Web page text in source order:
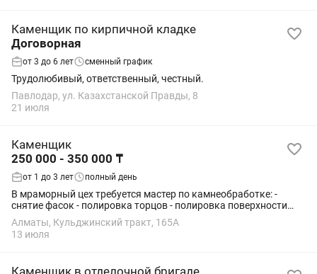
Каменщик по кирпичной кладке
Договорная
от 3 до 6 лет сменный график
Трудолюбивый, ответственный, честный.
Павлодар, ул. Казахстанской Правды, 8
21 июля
Каменщик
250 000 - 350 000 ₸
от 1 до 3 лет полный день
В мраморный цех требуется мастер по камнеобработке: -
снятие фасок - полировка торцов - полировка поверхности
камня - изготовление подоконников, лестниц, столешниц и т.п.
Алматы, Кульджинский тракт, 165А
13 июля
Каменщик в отделочной бригаде